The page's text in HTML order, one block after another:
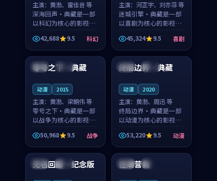
主演： 黄渤、雷佳音 等
深海回声·典藏是一部
以科幻为核心的影视作
品，围绕危机、反转与
人物成长展开，整体节
奏紧凑，值得推荐观
看。
42,688 9.5 科幻
主演： 河正宇、刘亦菲 等
迷城引擎·典藏是一部
以喜剧为核心的影视作
品，围绕危机、反转与
人物成长展开，整体节
奏紧凑，值得推荐观
看。
45,324 9.5 喜剧
中国 院线
零号之下·典藏
动漫 2015
主演： 黄渤、梁朝伟 等
零号之下·典藏是一部
以战争为核心的影视作
品，围绕危机、反转与
人物成长展开，整体节
奏紧凑，值得推荐观
看。
50,968 9.5 战争
英国 完结
终局边界·典藏
动漫 2020
主演： 黄渤、周迅 等
终局边界·典藏是一部
以动漫为核心的影视作
品，围绕危机、反转与
人物成长展开，整体节
奏紧凑，值得推荐观
看。
53,220 9.5 动漫
中国 杜比
无名回廊·纪念版 泰国 院线
狂潮营救